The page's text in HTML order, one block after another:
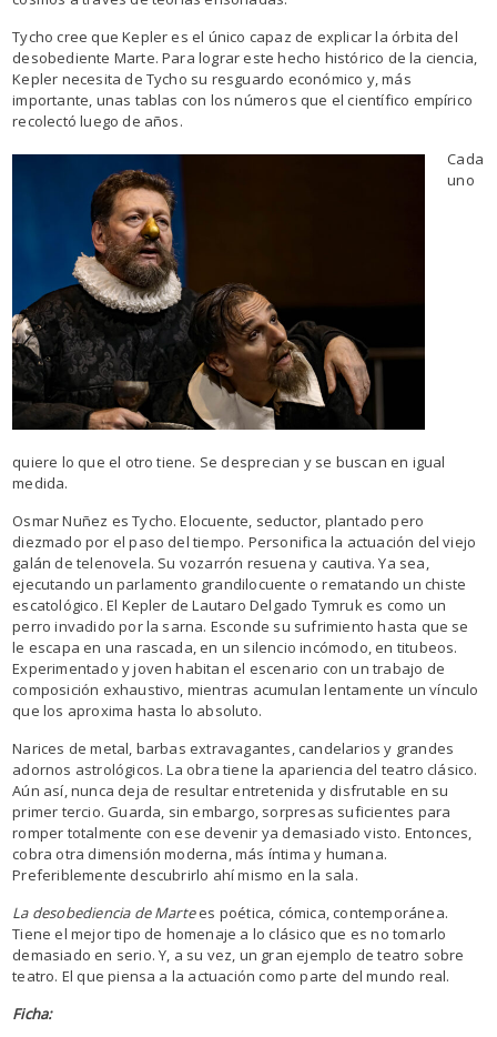
Tycho cree que Kepler es el único capaz de explicar la órbita del
desobediente Marte. Para lograr este hecho histórico de la ciencia,
Kepler necesita de Tycho su resguardo económico y, más
importante, unas tablas con los números que el científico empírico
recolectó luego de años.
Cada
uno
quiere lo que el otro tiene. Se desprecian y se buscan en igual
medida.
Osmar Nuñez es Tycho. Elocuente, seductor, plantado pero
diezmado por el paso del tiempo. Personifica la actuación del viejo
galán de telenovela. Su vozarrón resuena y cautiva. Ya sea,
ejecutando un parlamento grandilocuente o rematando un chiste
escatológico. El Kepler de Lautaro Delgado Tymruk es como un
perro invadido por la sarna. Esconde su sufrimiento hasta que se
le escapa en una rascada, en un silencio incómodo, en titubeos.
Experimentado y joven habitan el escenario con un trabajo de
composición exhaustivo, mientras acumulan lentamente un vínculo
que los aproxima hasta lo absoluto.
Narices de metal, barbas extravagantes, candelarios y grandes
adornos astrológicos. La obra tiene la apariencia del teatro clásico.
Aún así, nunca deja de resultar entretenida y disfrutable en su
primer tercio. Guarda, sin embargo, sorpresas suficientes para
romper totalmente con ese devenir ya demasiado visto. Entonces,
cobra otra dimensión moderna, más íntima y humana.
Preferiblemente descubrirlo ahí mismo en la sala.
La desobediencia de Martees poética, cómica, contemporánea.
Tiene el mejor tipo de homenaje a lo clásico que es no tomarlo
demasiado en serio. Y, a su vez, un gran ejemplo de teatro sobre
teatro. El que piensa a la actuación como parte del mundo real.
Ficha: